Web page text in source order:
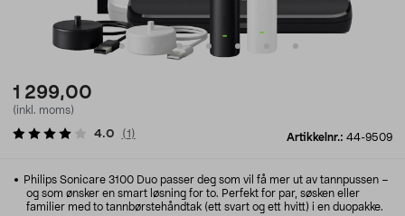
1 299,00
(inkl. moms)
Artikkelnr.: 44-9509
4.0 (1 )
Philips Sonicare 3100 Duo passer deg som vil få mer ut av tannpussen –
og som ønsker en smart løsning for to. Perfekt for par, søsken eller
familier med to tannbørstehåndtak (ett svart og ett hvitt) i en duopakke.